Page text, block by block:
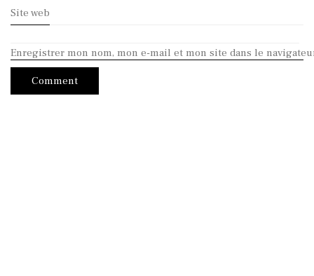
Site web
Enregistrer mon nom, mon e-mail et mon site dans le